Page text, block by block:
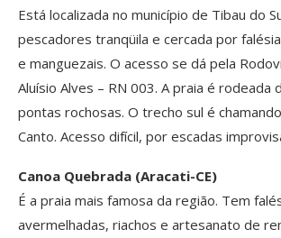
Está localizada no município de Tibau do
pescadores tranqüila e cercada por
e manguezais. O acesso se dá pela
Aluísio Alves – RN 003. A praia é rodeada
pontas rochosas. O trecho sul é
Canto. Acesso difícil, por escadas
Canoa Quebrada (Aracati-CE)
É a praia mais famosa da região. Tem
avermelhadas, riachos e artesanato de